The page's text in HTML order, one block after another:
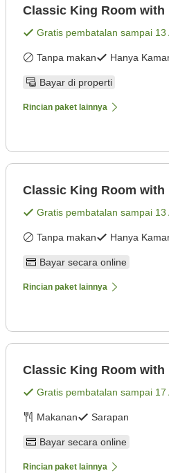
Classic King Room with
Gratis pembatalan sampai 13
Tanpa makan Hanya
Bayar di properti
Rincian paket lainnya
Classic King Room with
Gratis pembatalan sampai 13
Tanpa makan Hanya
Bayar secara online
Rincian paket lainnya
Classic King Room with
Gratis pembatalan sampai 17
Makanan Sarapan
Bayar secara online
Rincian paket lainnya